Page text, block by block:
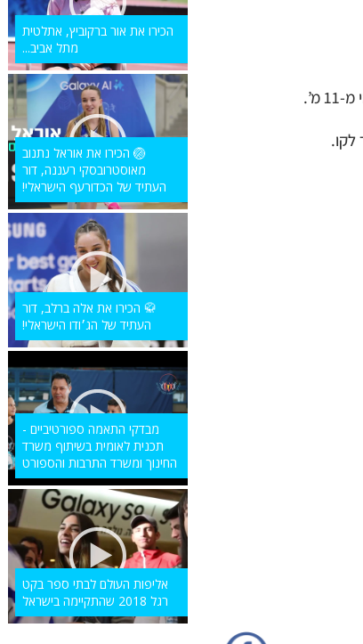
הכירו את אור ברקוביץ, אתלטית
מתל אביב...
🏐 הכירו את אוראל נתנוב
מאוסטרובסקי רעננה, דור
העתיד של הכדורעף הישראלי!
🥋 הכירו את אלה ברלב, דור
העתיד של הג׳ודו הישראלי!
מבדקי התאמה ספורטיביים -
תכנית לאומית בשיתוף משרד
החינוך ומשרד התרבות והספורט
אליפות העולם לבתי ספר בקט
רגל 2018 שהתקיימה בישראל